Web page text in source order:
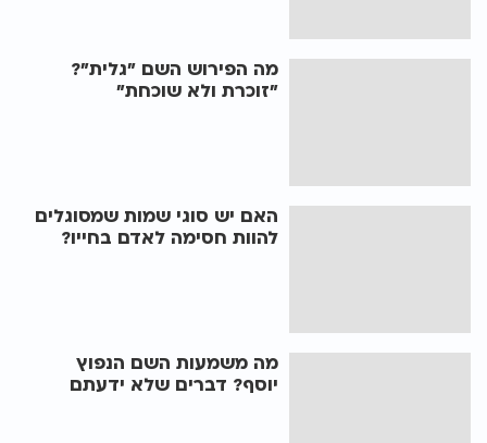
מה הפירוש השם "גלית"?
"זוכרת ולא שוכחת"
האם יש סוגי שמות שמסוגלים
להוות חסימה לאדם בחייו?
מה משמעות השם הנפוץ
יוסף? דברים שלא ידעתם